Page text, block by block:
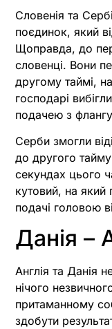
Словенія та
поєдинок, який
Щоправда, до
словенці. Вони
другому таймі,
господарі
подачею з
Серби змогли
до другого
секундах цього
кутовий, на який
подачі головою
Данія –
Англія та Данія
нічого
притаманному
здобути